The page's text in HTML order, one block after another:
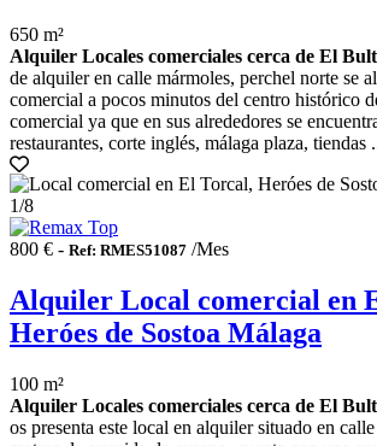
650 m²
Alquiler Locales comerciales cerca de El
de alquiler en calle mármoles, perchel norte se
comercial a pocos minutos del centro histórico
comercial ya que en sus alrededores se
restaurantes, corte inglés, málaga plaza, tiendas
1/8
800 € - Ref: RMES51087 /Mes
Alquiler Local comercial en
Heróes de Sostoa Málaga
100 m²
Alquiler Locales comerciales cerca de El
os presenta este local en alquiler situado en